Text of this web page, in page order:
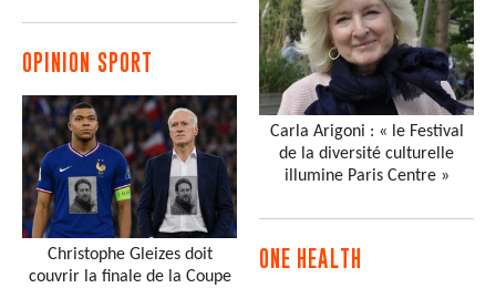
OPINION SPORT
Christophe Gleizes doit
couvrir la finale de la Coupe
Carla Arigoni : « le Festival
de la diversité culturelle
illumine Paris Centre »
ONE HEALTH